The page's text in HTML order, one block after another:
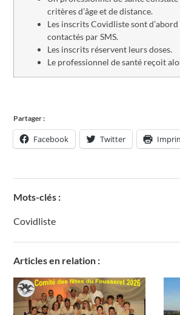
critères d’âge et de distance.
Les inscrits Covidliste sont
contactés par SMS.
Les inscrits réservent leurs doses.
Le professionnel de santé reçoit
Partager :
Facebook Twitter
Mots-clés :
Covidliste
Articles en relation :